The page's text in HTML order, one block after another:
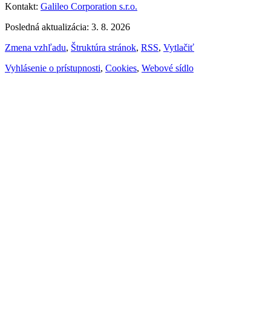
Kontakt: Galileo Corporation s.r.o.
Posledná aktualizácia: 3. 8. 2026
Zmena vzhľadu, Štruktúra stránok, RSS, Vytlačiť
Vyhlásenie o prístupnosti, Cookies, Webové sídlo